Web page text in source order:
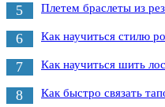
5 Плетем браслеты из
6 Как научиться стилю
7 Как научиться шить
8 Как быстро связать